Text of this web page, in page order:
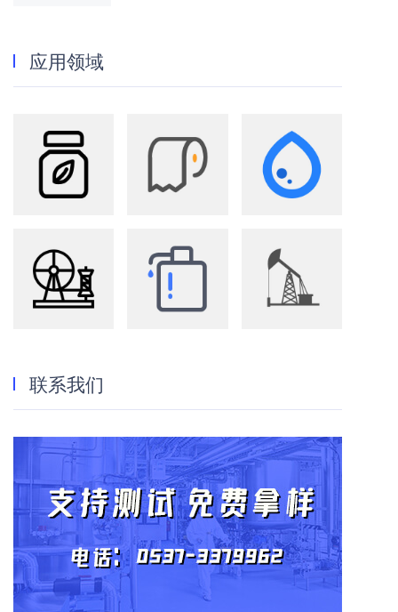
应用领域
农业 造纸 水处理
纺织 洗化
联系我们